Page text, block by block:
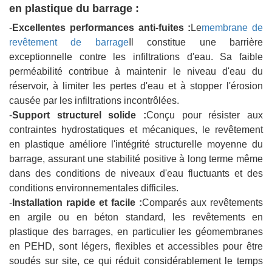
en plastique du barrage :
-Excellentes performances anti-fuites : Lemembrane de
revêtement de barrageIl constitue une barrière
exceptionnelle contre les infiltrations d'eau. Sa faible
perméabilité contribue à maintenir le niveau d'eau du
réservoir, à limiter les pertes d'eau et à stopper l'érosion
causée par les infiltrations incontrôlées.
-Support structurel solide :Conçu pour résister aux
contraintes hydrostatiques et mécaniques, le revêtement
en plastique améliore l'intégrité structurelle moyenne du
barrage, assurant une stabilité positive à long terme même
dans des conditions de niveaux d'eau fluctuants et des
conditions environnementales difficiles.
- Installation rapide et facile :Comparés aux revêtements
en argile ou en béton standard, les revêtements en
plastique des barrages, en particulier les géomembranes
en PEHD, sont légers, flexibles et accessibles pour être
soudés sur site, ce qui réduit considérablement le temps